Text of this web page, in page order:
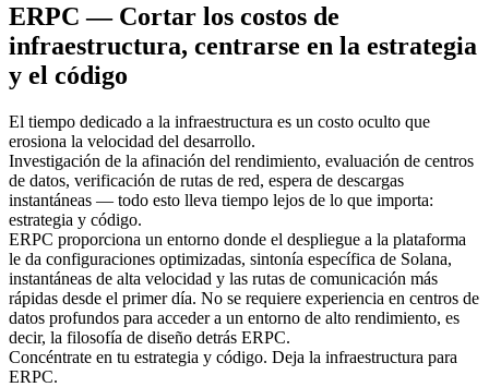
ERPC — Cortar los costos de
infraestructura, centrarse en la estrategia
y el código
El tiempo dedicado a la infraestructura es un costo oculto que
erosiona la velocidad del desarrollo.
Investigación de la afinación del rendimiento, evaluación de centros
de datos, verificación de rutas de red, espera de descargas
instantáneas — todo esto lleva tiempo lejos de lo que importa:
estrategia y código.
ERPC proporciona un entorno donde el despliegue a la plataforma
le da configuraciones optimizadas, sintonía específica de Solana,
instantáneas de alta velocidad y las rutas de comunicación más
rápidas desde el primer día. No se requiere experiencia en centros de
datos profundos para acceder a un entorno de alto rendimiento, es
decir, la filosofía de diseño detrás ERPC.
Concéntrate en tu estrategia y código. Deja la infraestructura para
ERPC.